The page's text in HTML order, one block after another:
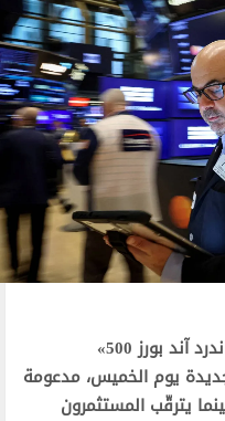
ارتفعت العقود الآجلة لمؤشري «ستاندرد آند بورز 500»
يوم الخميس، مدعومة
يترقّب المستثمرون